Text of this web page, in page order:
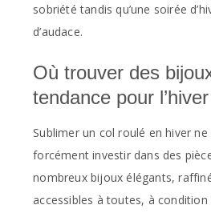
sobriété tandis qu’une soirée
d’audace.
Où trouver des
tendance pour
Sublimer un col roulé en hiver ne
forcément investir dans des
nombreux bijoux élégants,
accessibles à toutes, à